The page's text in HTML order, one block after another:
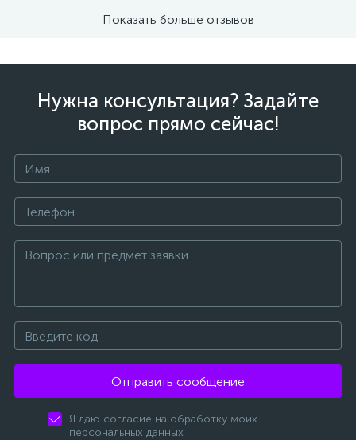
Показать больше отзывов
Нужна консультация? Задайте
вопрос прямо сейчас!
Отправить сообщение
Я даю согласие на обработку моих
персональных данных